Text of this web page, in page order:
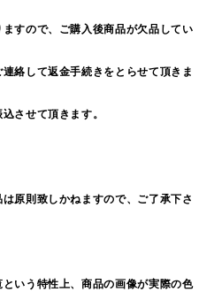
すので、ご購入後商品が欠品してい
絡して返金手続きをとらせて頂きま
させて頂きます。
原則致しかねますので、ご了承下さ
いう特性上、商品の画像が実際の色